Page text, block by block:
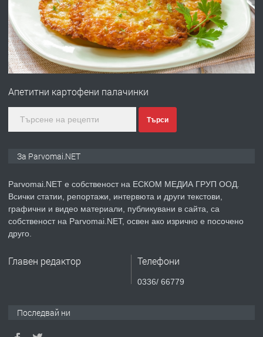
преди 1 година
ПРЕДЛАГА
Първи поход "По стъпките на Ангел
преди 1 година
ПРЕДЛАГА Уроци по Математика
Апетитни картофени палачинки
Търси
За Parvomai.NET
Parvomai.NET е собственост на ЕСКОМ МЕДИА ГРУП ООД.
Всички статии, репортажи, интервюта и други текстови,
графични и видео материали, публикувани в сайта, са
собственост на Parvomai.NET, освен ако изрично е посочено
друго.
Главен редактор Телефони
0336/ 66779
Последвай ни